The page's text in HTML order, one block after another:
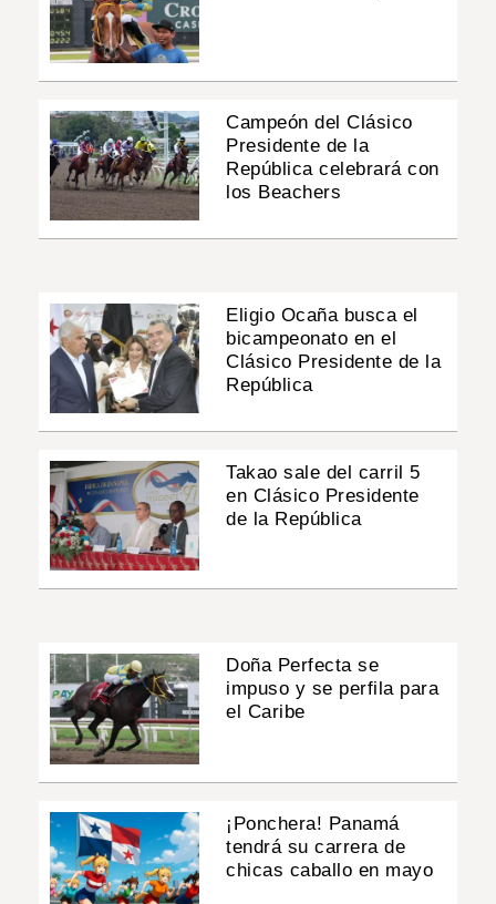
Campeón del Clásico
Presidente de la
República celebrará con
los Beachers
Eligio Ocaña busca el
bicampeonato en el
Clásico Presidente de la
República
Takao sale del carril 5
en Clásico Presidente
de la República
Doña Perfecta se
impuso y se perfila para
el Caribe
¡Ponchera! Panamá
tendrá su carrera de
chicas caballo en mayo